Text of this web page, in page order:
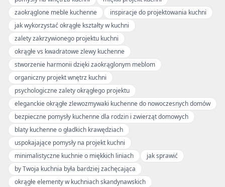
zaokrąglone meble kuchenne
inspiracje do projektowania kuchni
jak wykorzystać okrągłe kształty w kuchni
zalety zakrzywionego projektu kuchni
okrągłe vs kwadratowe zlewy kuchenne
stworzenie harmonii dzięki zaokrąglonym meblom
organiczny projekt wnętrz kuchni
psychologiczne zalety okrągłego projektu
eleganckie okrągłe zlewozmywaki kuchenne do nowoczesnych domów
bezpieczne pomysły kuchenne dla rodzin i zwierząt domowych
blaty kuchenne o gładkich krawędziach
uspokajające pomysły na projekt kuchni
minimalistyczne kuchnie o miękkich liniach
jak sprawić
by Twoja kuchnia była bardziej zachęcająca
okrągłe elementy w kuchniach skandynawskich